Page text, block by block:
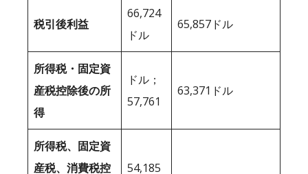
税引後利益
66,724
ドル
65,857ドル
所得税・固定資
産税控除後の所
得
ドル；
57,761
63,371ドル
所得税、固定資
産税、消費税控
54,185